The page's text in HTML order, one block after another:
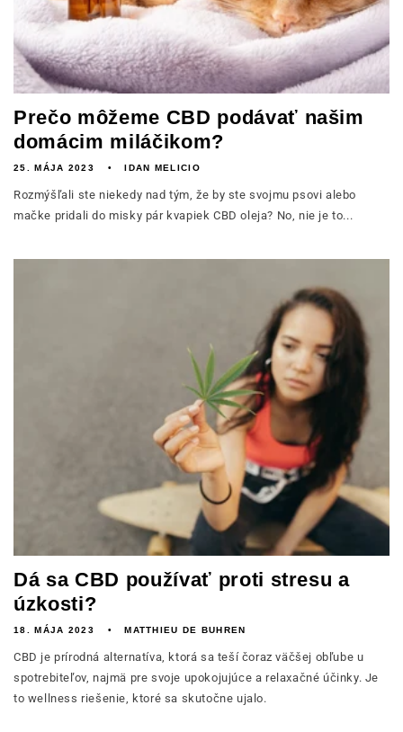
Prečo môžeme CBD podávať našim
domácim miláčikom?
25. MÁJA 2023 IDAN MELICIO
Rozmýšľali ste niekedy nad tým, že by ste svojmu psovi alebo
mačke pridali do misky pár kvapiek CBD oleja? No, nie je to...
Dá sa CBD používať proti stresu a
úzkosti?
18. MÁJA 2023 MATTHIEU DE BUHREN
CBD je prírodná alternatíva, ktorá sa teší čoraz väčšej obľube u
spotrebiteľov, najmä pre svoje upokojujúce a relaxačné účinky. Je
to wellness riešenie, ktoré sa skutočne ujalo.